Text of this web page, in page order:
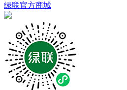
绿联官方商城